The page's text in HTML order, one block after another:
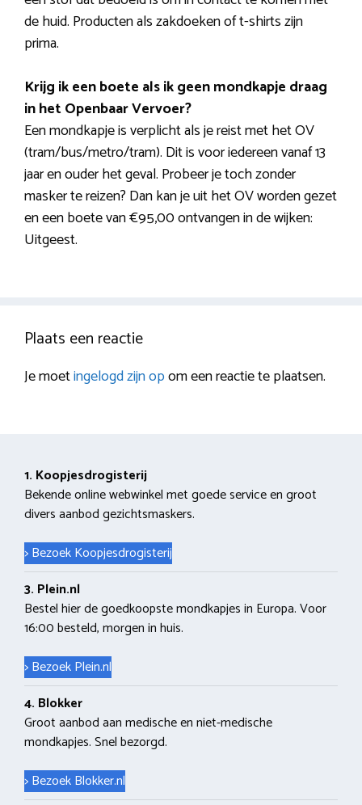
de huid. Producten als zakdoeken of t-shirts zijn
prima.
Krijg ik een boete als ik geen mondkapje draag
in het Openbaar Vervoer?
Een mondkapje is verplicht als je reist met het OV
(tram/bus/metro/tram). Dit is voor iedereen vanaf 13
jaar en ouder het geval. Probeer je toch zonder
masker te reizen? Dan kan je uit het OV worden gezet
en een boete van €95,00 ontvangen in de wijken:
Uitgeest.
Plaats een reactie
Je moetingelogd zijn opom een reactie te plaatsen.
1. Koopjesdrogisterij
Bekende online webwinkel met goede service en groot
divers aanbod gezichtsmaskers.
> Bezoek Koopjesdrogisterij
3. Plein.nl
Bestel hier de goedkoopste mondkapjes in Europa. Voor
16:00 besteld, morgen in huis.
> Bezoek Plein.nl
4. Blokker
Groot aanbod aan medische en niet-medische
mondkapjes. Snel bezorgd.
> Bezoek Blokker.nl